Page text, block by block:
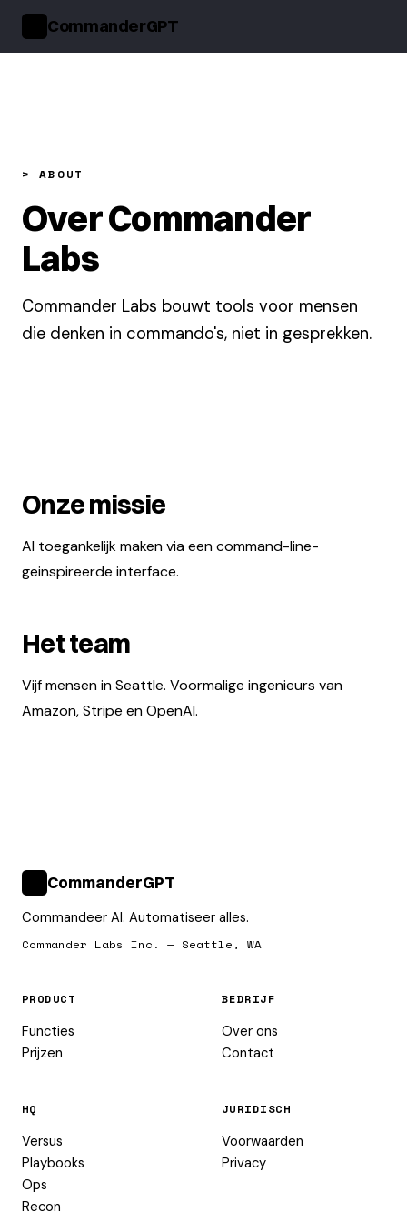
CommanderGPT
> ABOUT
Over Commander
Labs
Commander Labs bouwt tools voor mensen
die denken in commando's, niet in gesprekken.
Onze missie
AI toegankelijk maken via een command-line-
geinspireerde interface.
Het team
Vijf mensen in Seattle. Voormalige ingenieurs van
Amazon, Stripe en OpenAI.
CommanderGPT
Commandeer AI. Automatiseer alles.
Commander Labs Inc. — Seattle, WA
PRODUCT
Functies
Prijzen
BEDRIJF
Over ons
Contact
HQ
Versus
Playbooks
Ops
Recon
JURIDISCH
Voorwaarden
Privacy